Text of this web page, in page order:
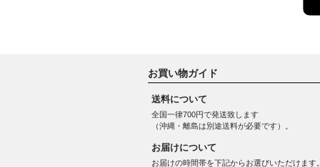
お買い物ガイド
送料について
全国一律700円で発送致します
（沖縄・離島は別途送料が必要です）。
お届けについて
お届けの時間帯を下記からお選びいただけます